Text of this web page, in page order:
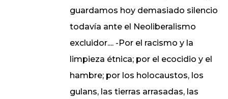
guardamos hoy demasiado silencio
todavía ante el Neoliberalismo
excluidor.... -Por el racismo y la
limpieza étnica; por el ecocidio y el
hambre; por los holocaustos, los
gulans, las tierras arrasadas, las